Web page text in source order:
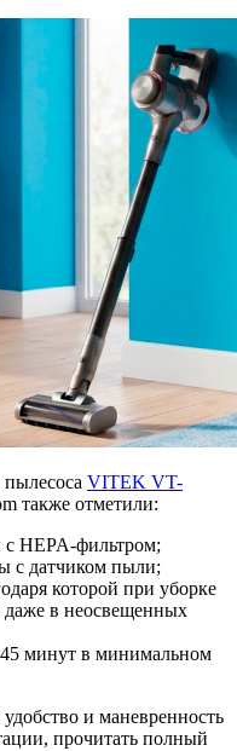
VITEK VT-
также отметили:
с HEPA-фильтром;
с датчиком пыли;
которой при уборке
в неосвещенных
минут в минимальном
и маневренность
прочитать полный